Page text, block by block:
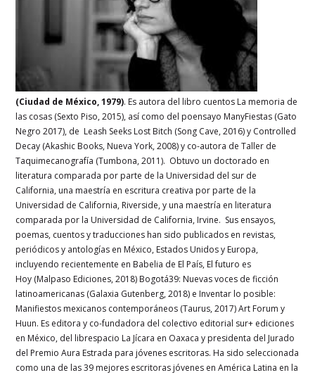
(Ciudad de México, 1979). Es autora del libro cuentos La memoria de
las cosas (Sexto Piso, 2015), así como del poensayo ManyFiestas (Gato
Negro 2017), de Leash Seeks Lost Bitch (Song Cave, 2016) y Controlled
Decay (Akashic Books, Nueva York, 2008) y co-autora de Taller de
Taquimecanografía (Tumbona, 2011). Obtuvo un doctorado en
literatura comparada por parte de la Universidad del sur de
California, una maestría en escritura creativa por parte de la
Universidad de California, Riverside, y una maestría en literatura
comparada por la Universidad de California, Irvine. Sus ensayos,
poemas, cuentos y traducciones han sido publicados en revistas,
periódicos y antologías en México, Estados Unidos y Europa,
incluyendo recientemente en Babelia de El País, El futuro es
Hoy (Malpaso Ediciones, 2018) Bogotá39: Nuevas voces de ficción
latinoamericanas (Galaxia Gutenberg, 2018) e Inventar lo posible:
Manifiestos mexicanos contemporáneos (Taurus, 2017) Art Forum y
Huun. Es editora y co-fundadora del colectivo editorial sur+ ediciones
en México, del librespacio La Jícara en Oaxaca y presidenta del Jurado
del Premio Aura Estrada para jóvenes escritoras. Ha sido seleccionada
como una de las 39 mejores escritoras jóvenes en América Latina en la